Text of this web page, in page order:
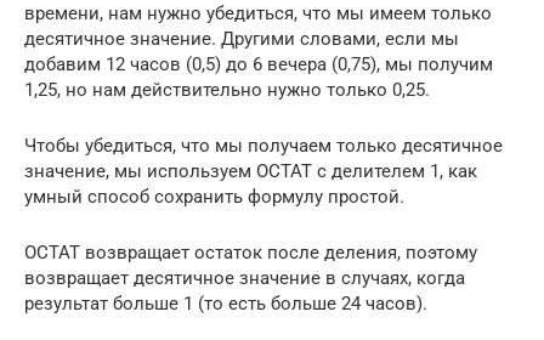
времени, нам нужно убедиться, что мы имеем только
десятичное значение. Другими словами, если мы
добавим 12 часов (0,5) до 6 вечера (0,75), мы получим
1,25, но нам действительно нужно только 0,25.
Чтобы убедиться, что мы получаем только десятичное
значение, мы используем ОСТАТ с делителем 1, как
умный способ сохранить формулу простой.
ОСТАТ возвращает остаток после деления, поэтому
возвращает десятичное значение в случаях, когда
результат больше 1 (то есть больше 24 часов).